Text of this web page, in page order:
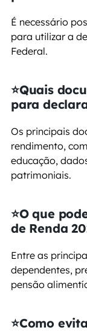
É necessário
para utilizar a
Federal.
⭐Quais
para
Os principais
rendimento,
educação,
patrimoniais.
⭐O que
de Renda
Entre as
dependentes,
pensão
⭐Como